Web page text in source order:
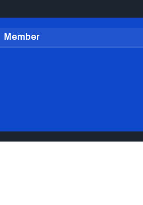
Member